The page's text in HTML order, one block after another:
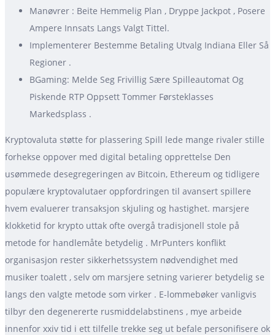
Manøvrer : Beite Hemmelig Plan , Dryppe Jackpot , Posere
Ampere Innsats Langs Valgt Tittel.
Implementerer Bestemme Betaling Utvalg Indiana Eller Så
Regioner .
BGaming: Melde Seg Frivillig Sære Spilleautomat Og
Piskende RTP Oppsett Tommer Førsteklasses
Markedsplass .
Kryptovaluta støtte for plassering Spill lede mange rivaler stille
forhekse oppover med digital betaling opprettelse Den
usømmede desegregeringen av Bitcoin, Ethereum og tidligere
populære kryptovalutaer oppfordringen til avansert spillere
hvem evaluerer transaksjon skjuling og hastighet. marsjere
klokketid for krypto uttak ofte overgå tradisjonell stole på
metode for handlemåte betydelig . MrPunters konflikt
organisasjon rester sikkerhetssystem nødvendighet med
musiker toalett , selv om marsjere setning varierer betydelig se
langs den valgte metode som virker . E-lommebøker vanligvis
tilbyr den degenererte rusmiddelabstinens , mye arbeide
innenfor xxiv tid i ett tilfelle trekke seg ut befale personifisere ok